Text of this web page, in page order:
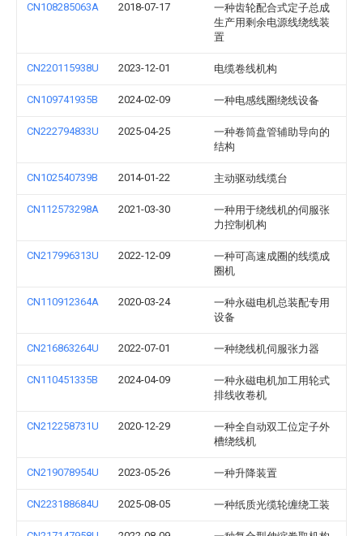
CN108285063A 2018-07-17
一种齿轮配合式定子总成
生产用剩余电源线绕线装
置
CN220115938U 2023-12-01 电缆卷线机构
CN109741935B 2024-02-09 一种电感线圈绕线设备
CN222794833U 2025-04-25
一种卷筒盘管辅助导向的
结构
CN102540739B 2014-01-22 主动驱动线缆台
CN112573298A 2021-03-30
一种用于绕线机的伺服张
力控制机构
CN217996313U 2022-12-09
一种可高速成圈的线缆成
圈机
CN110912364A 2020-03-24
一种永磁电机总装配专用
设备
CN216863264U 2022-07-01 一种绕线机伺服张力器
CN110451335B 2024-04-09
一种永磁电机加工用轮式
排线收卷机
CN212258731U 2020-12-29
一种全自动双工位定子外
槽绕线机
CN219078954U 2023-05-26 一种升降装置
CN223188684U 2025-08-05 一种纸质光缆轮缠绕工装